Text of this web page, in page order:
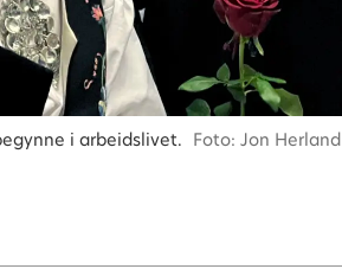
i arbeidslivet. Foto: Jon Herland